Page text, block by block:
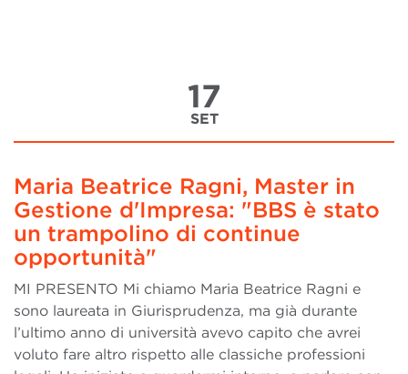
17
SET
Maria Beatrice Ragni, Master in
Gestione d'Impresa: "BBS è stato
un trampolino di continue
opportunità"
MI PRESENTO Mi chiamo Maria Beatrice Ragni e
sono laureata in Giurisprudenza, ma già durante
l’ultimo anno di università avevo capito che avrei
voluto fare altro rispetto alle classiche professioni